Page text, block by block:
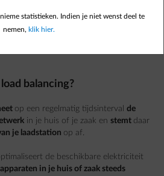
balancing?
op een regelmatig tijdsinterval de
in je huis of je zaak en stemt daar
je laadstation op af.
de beschikbare elektriciteit
in je huis of zaak steeds
statistieken. Indien je niet wenst deel te
nemen, klik hier.